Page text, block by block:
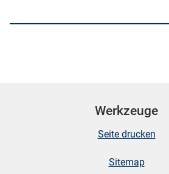
Werkzeuge
Seite drucken
Sitemap